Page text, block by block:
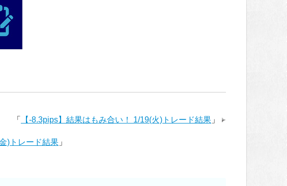
「 【-8.3pips】結果はもみ合い！ 1/19(火)トレード結果 」
)トレード結果 」